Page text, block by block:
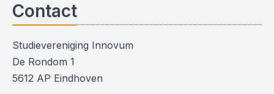
Contact
Studievereniging Innovum
De Rondom 1
5612 AP Eindhoven